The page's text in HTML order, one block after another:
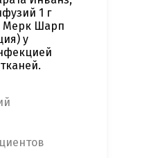
1 г
Мерк Шарп
у